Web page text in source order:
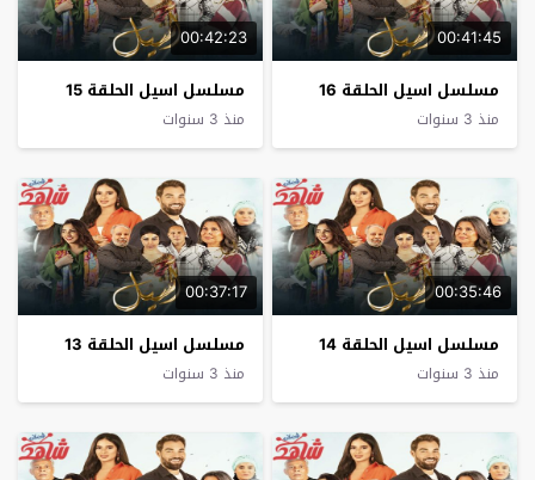
00:41:45
مسلسل اسيل الحلقة 16
منذ 3 سنوات
00:42:23
مسلسل اسيل الحلقة 15
منذ 3 سنوات
00:35:46
مسلسل اسيل الحلقة 14
منذ 3 سنوات
00:37:17
مسلسل اسيل الحلقة 13
منذ 3 سنوات